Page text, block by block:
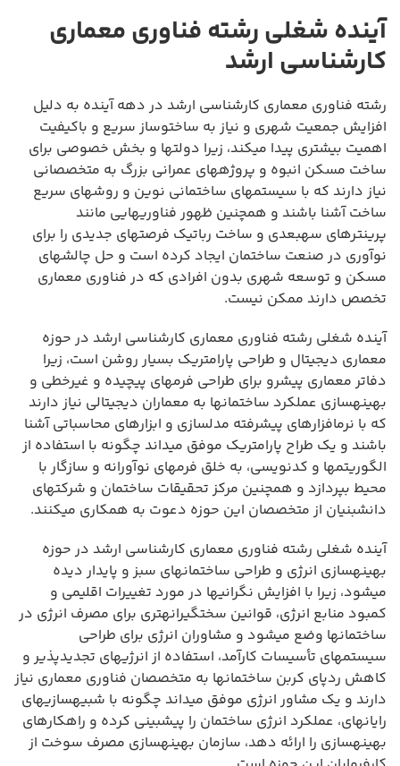
آینده شغلی رشته فناوری معماری
کارشناسی ارشد
رشته فناوری معماری کارشناسی ارشد در دهه آینده به دلیل
افزایش جمعیت شهری و نیاز به ساختوساز سریع و باکیفیت
اهمیت بیشتری پیدا میکند، زیرا دولتها و بخش خصوصی برای
ساخت مسکن انبوه و پروژههای عمرانی بزرگ به متخصصانی
نیاز دارند که با سیستمهای ساختمانی نوین و روشهای سریع
ساخت آشنا باشند و همچنین ظهور فناوریهایی مانند
پرینترهای سهبعدی و ساخت رباتیک فرصتهای جدیدی را برای
نوآوری در صنعت ساختمان ایجاد کرده است و حل چالشهای
مسکن و توسعه شهری بدون افرادی که در فناوری معماری
تخصص دارند ممکن نیست.
آینده شغلی رشته فناوری معماری کارشناسی ارشد در حوزه
معماری دیجیتال و طراحی پارامتریک بسیار روشن است، زیرا
دفاتر معماری پیشرو برای طراحی فرمهای پیچیده و غیرخطی و
بهینهسازی عملکرد ساختمانها به معماران دیجیتالی نیاز دارند
که با نرمافزارهای پیشرفته مدلسازی و ابزارهای محاسباتی آشنا
باشند و یک طراح پارامتریک موفق میداند چگونه با استفاده از
الگوریتمها و کدنویسی، به خلق فرمهای نوآورانه و سازگار با
محیط بپردازد و همچنین مرکز تحقیقات ساختمان و شرکتهای
دانشبنیان از متخصصان این حوزه دعوت به همکاری میکنند.
آینده شغلی رشته فناوری معماری کارشناسی ارشد در حوزه
بهینهسازی انرژی و طراحی ساختمانهای سبز و پایدار دیده
میشود، زیرا با افزایش نگرانیها در مورد تغییرات اقلیمی و
کمبود منابع انرژی، قوانین سختگیرانهتری برای مصرف انرژی در
ساختمانها وضع میشود و مشاوران انرژی برای طراحی
سیستمهای تأسیسات کارآمد، استفاده از انرژیهای تجدیدپذیر و
کاهش ردپای کربن ساختمانها به متخصصان فناوری معماری نیاز
دارند و یک مشاور انرژی موفق میداند چگونه با شبیهسازیهای
رایانهای، عملکرد انرژی ساختمان را پیشبینی کرده و راهکارهای
بهینهسازی را ارائه دهد، سازمان بهینهسازی مصرف سوخت از